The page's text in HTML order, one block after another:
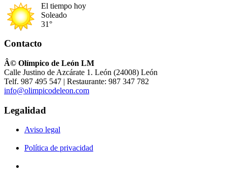
El tiempo hoy
Soleado
31°
Contacto
Â© Olímpico de León LM
Calle Justino de Azcárate 1. León (24008) León
Telf. 987 495 547 | Restaurante: 987 347 782
info@olimpicodeleon.com
Legalidad
Aviso legal
Política de privacidad